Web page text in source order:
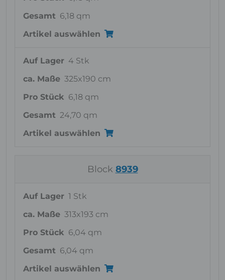
Gesamt 6,18 qm
Artikel auswählen
Auf Lager 4 Stk
ca. Maße 325x190 cm
Pro Stück 6,18 qm
Gesamt 24,70 qm
Artikel auswählen
Block 8939
Auf Lager 1 Stk
ca. Maße 313x193 cm
Pro Stück 6,04 qm
Gesamt 6,04 qm
Artikel auswählen